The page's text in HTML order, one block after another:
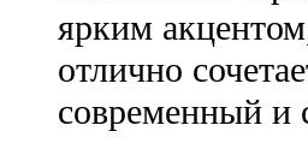
ярким
отлично
современный и